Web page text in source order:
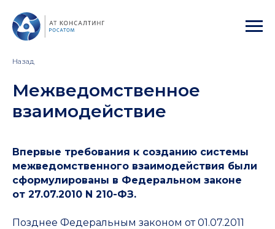
Назад
Межведомственное
взаимодействие
Впервые требования к созданию системы
межведомственного взаимодействия были
сформулированы в Федеральном законе
от 27.07.2010 N 210-ФЗ.
Позднее Федеральным законом от 01.07.2011